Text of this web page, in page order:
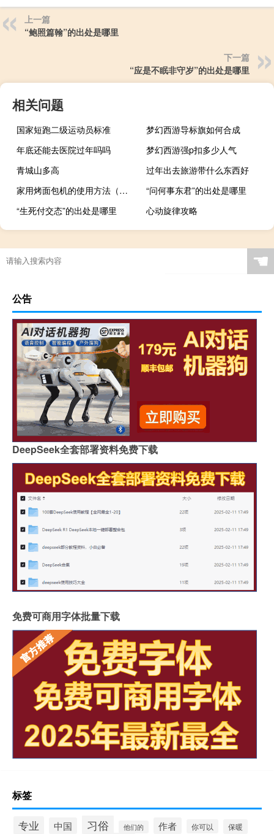
上一篇
“鲍照篇翰”的出处是哪里
下一篇
“应是不眠非守岁”的出处是哪里
相关问题
国家短跑二级运动员标准
梦幻西游导标旗如何合成
年底还能去医院过年吗吗
梦幻西游强p扣多少人气
青城山多高
过年出去旅游带什么东西好
家用烤面包机的使用方法（面包机的使用方法）
“问何事东君”的出处是哪里
“生死付交态”的出处是哪里
心动旋律攻略
☚
公告
DeepSeek全套部署资料免费下载
免费可商用字体批量下载
标签
专业 中国 习俗 他们的 作者 你可以 保暖